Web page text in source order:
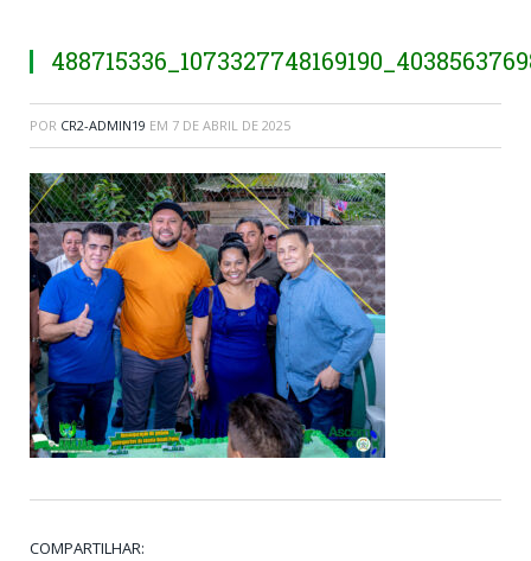
POR CR2-ADMIN19 EM 7 DE ABRIL DE 2025
COMPARTILHAR: